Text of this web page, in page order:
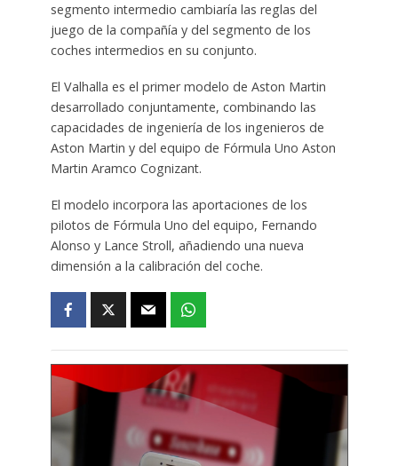
segmento intermedio cambiaría las reglas del
juego de la compañía y del segmento de los
coches intermedios en su conjunto.
El Valhalla es el primer modelo de Aston Martin
desarrollado conjuntamente, combinando las
capacidades de ingeniería de los ingenieros de
Aston Martin y del equipo de Fórmula Uno Aston
Martin Aramco Cognizant.
El modelo incorpora las aportaciones de los
pilotos de Fórmula Uno del equipo, Fernando
Alonso y Lance Stroll, añadiendo una nueva
dimensión a la calibración del coche.